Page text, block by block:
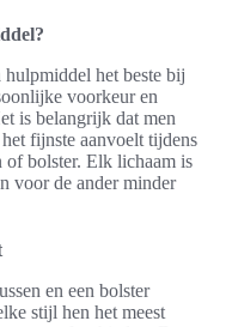
het beste bij
voorkeur en
is belangrijk dat men
fijnste aanvoelt tijdens
of bolster. Elk lichaam is
voor de ander minder
en een bolster
stijl hen het meest